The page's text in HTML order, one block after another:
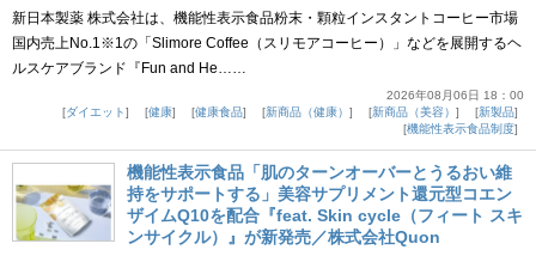
新日本製薬 株式会社は、機能性表示食品粉末・顆粒インスタントコーヒー市場
国内売上No.1※1の「Slimore Coffee（スリモアコーヒー）」などを展開するヘ
ルスケアブランド『Fun and He……
2026年08月06日 18：00
ダイエット
健康 健康食品 新商品（健康） 新商品（美容）
新製品
機能性表示食品制度
機能性表示食品「肌のターンオーバーとうるおい維
持をサポートする」美容サプリメント還元型コエン
ザイムQ10を配合『feat. Skin cycle（フィート スキ
ンサイクル）』が新発売／株式会社Quon